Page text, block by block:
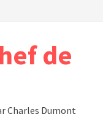
de
Charles Dumont